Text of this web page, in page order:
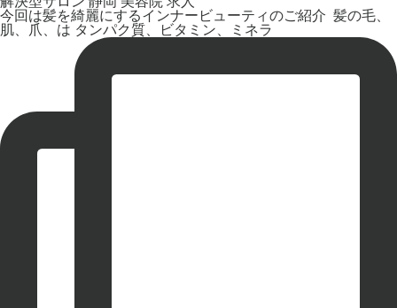
今回は髪を綺麗にするインナービューティのご紹介 ⁡ 髪の毛、
肌、爪、は タンパク質、ビタミン、ミネラ